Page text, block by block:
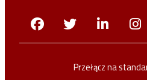
FacebookTwitterLinkedin
Przełącz na